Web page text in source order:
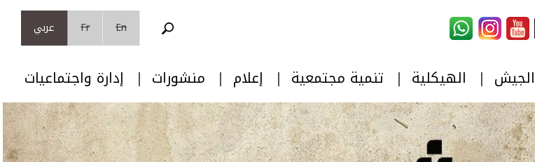
En
Fr عربي
الجيش الهيكلية تنمية مجتمعية إعلام منشورات إدارة واجتماعيات